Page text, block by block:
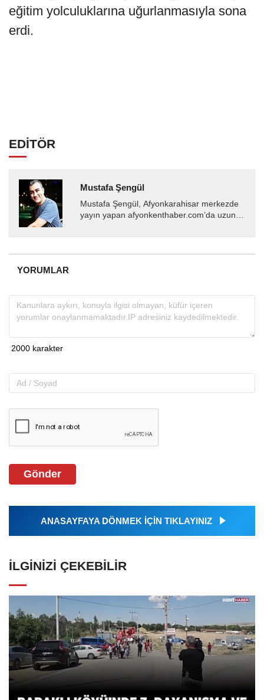
eğitim yolculuklarına uğurlanmasıyla sona
erdi.
EDİTÖR
Mustafa Şengül
Mustafa Şengül, Afyonkarahisar merkezde
yayın yapan afyonkenthaber.com’da uzun
almakta, haber akışı...
YORUMLAR
Gönder
ANASAYFAYA DÖNMEK İÇİN TIKLAYINIZ
İLGINIZI ÇEKEBILIR